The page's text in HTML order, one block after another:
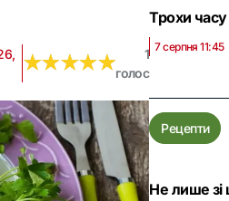
★★★★★
★★★★★
1
голос
Трохи
7 серпня 11:45
Рецепти
Не лише зі